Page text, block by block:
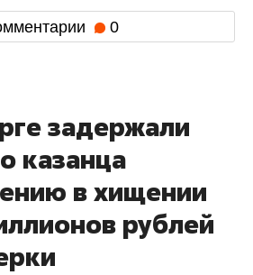
0
задержали
казанца
в хищении
рублей